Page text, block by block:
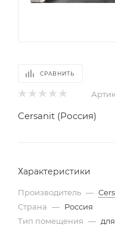
СРАВНИТЬ
Cersanit (Россия)
Характеристики
Производитель —
Страна — Россия
Тип помещения —